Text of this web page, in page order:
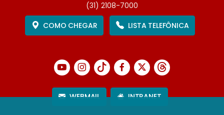
(31) 2108-7000
COMO CHEGAR
LISTA TELEFÔNICA
WEBMAIL INTRANET